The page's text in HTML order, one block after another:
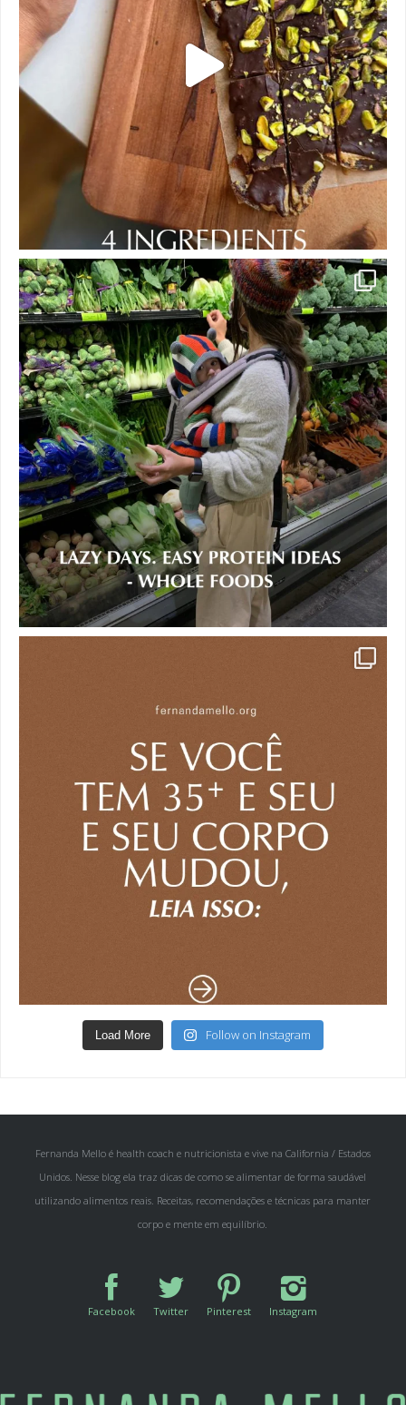
Load More Follow on Instagram
Unidos. Nesse blog ela traz dicas de como se alimentar de forma saudável
utilizando alimentos reais. Receitas, recomendações e técnicas para manter
corpo e mente em equilíbrio.
Facebook Twitter Pinterest Instagram